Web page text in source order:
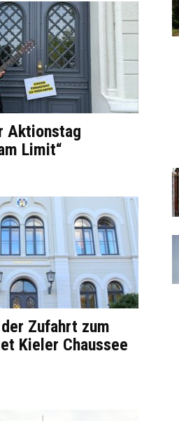
Aktionstag
Limit“
Zufahrt zum
Kieler Chaussee